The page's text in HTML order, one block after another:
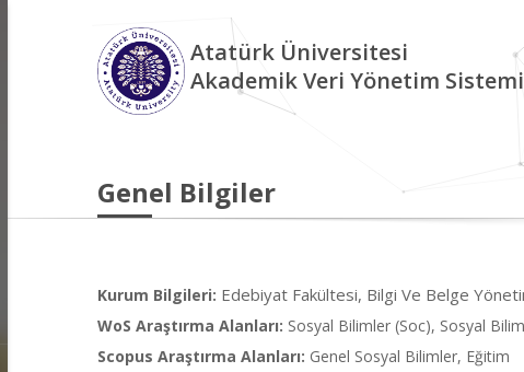
Atatürk Üniversitesi
Akademik Veri Yönetim Sistemi
Genel Bilgiler
Kurum Bilgileri: Edebiyat Fakültesi, Bilgi Ve Belge
WoS Araştırma Alanları: Sosyal Bilimler (Soc), Sosyal
Scopus Araştırma Alanları: Genel Sosyal Bilimler, Eğitim